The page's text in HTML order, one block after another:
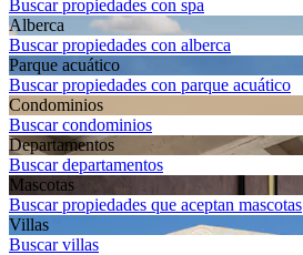
Buscar propiedades con spa
Alberca
Buscar propiedades con alberca
Parque acuático
Buscar propiedades con parque acuático
Condominios
Buscar condominios
Departa­mentos
Buscar departamentos
Mascotas
Buscar propiedades que aceptan mascotas
Villas
Buscar villas